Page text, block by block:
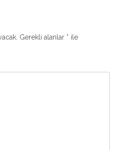
Gerekli alanlar * ile